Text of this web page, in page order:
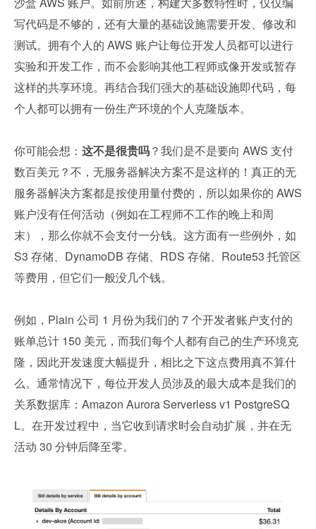
写代码是不够的，还有大量的基础设施需要开发、修改和
测试。拥有个人的 AWS 账户让每位开发人员都可以进行
实验和开发工作，而不会影响其他工程师或像开发或暂存
这样的共享环境。再结合我们强大的基础设施即代码，每
个人都可以拥有一份生产环境的个人克隆版本。
你可能会想： 这不是很贵吗？我们是不是要向 AWS 支付
数百美元？不，无服务器解决方案不是这样的！真正的无
服务器解决方案都是按使用量付费的，所以如果你的 AWS
账户没有任何活动（例如在工程师不工作的晚上和周
末），那么你就不会支付一分钱。这方面有一些例外，如
S3 存储、DynamoDB 存储、RDS 存储、Route53 托管区
等费用，但它们一般没几个钱。
例如，Plain 公司 1 月份为我们的 7 个开发者账户支付的
账单总计 150 美元，而我们每个人都有自己的生产环境克
隆，因此开发速度大幅提升，相比之下这点费用真不算什
么。通常情况下，每位开发人员涉及的最大成本是我们的
关系数据库：Amazon Aurora Serverless v1 PostgreSQ
L。在开发过程中，当它收到请求时会自动扩展，并在无
活动 30 分钟后降至零。